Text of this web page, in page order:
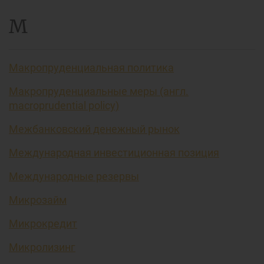
М
Макропруденциальная политика
Макропруденциальные меры (англ.
macroprudential policy)
Межбанковский денежный рынок
Международная инвестиционная позиция
Международные резервы
Микрозайм
Микрокредит
Микролизинг